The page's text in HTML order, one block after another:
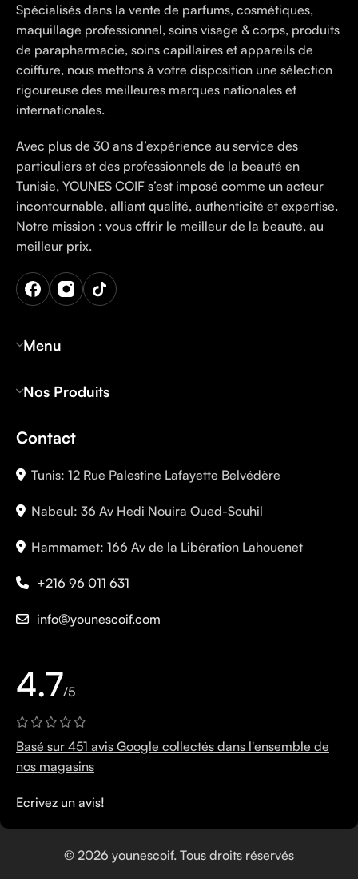
Spécialisés dans la vente de parfums, cosmétiques,
maquillage professionnel, soins visage & corps, produits
de parapharmacie, soins capillaires et appareils de
coiffure, nous mettons à votre disposition une sélection
rigoureuse des meilleures marques nationales et
internationales.
Avec plus de 30 ans d’expérience au service des
particuliers et des professionnels de la beauté en
Tunisie, YOUNES COIF s’est imposé comme un acteur
incontournable, alliant qualité, authenticité et expertise.
Notre mission : vous offrir le meilleur de la beauté, au
meilleur prix.
Menu
Nos Produits
Contact
Tunis: 12 Rue Palestine Lafayette Belvédère
Nabeul: 36 Av Hedi Nouira Oued-Souhil
Hammamet: 166 Av de la Libération Lahouenet
+216 96 011 631
info@younescoif.com
4.7/5
Basé sur 451 avis Google collectés dans l'ensemble de
nos magasins
Ecrivez un avis!
© 2026 younescoif. Tous droits réservés